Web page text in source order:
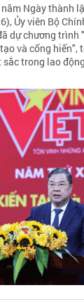
Ngày thành
Ủy viên Bộ
dự chương trình
và cống hiến",
trong lao